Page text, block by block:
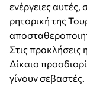
ενέργειες αυτές,
ρητορική της
Στις
Δίκαιο
γίνουν σεβαστές.